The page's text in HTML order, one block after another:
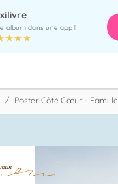
album dans une app !
Poster Côté Cœur - Famille